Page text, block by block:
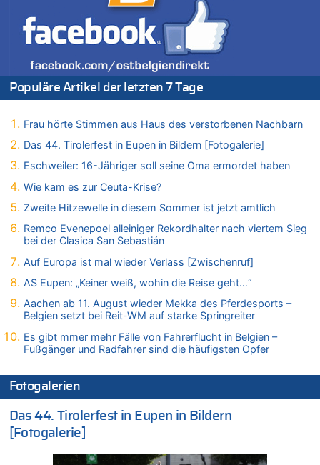
Wie kam es zur Ceuta-Krise?
07.08.2026 - 15:30 von Soso zu
Aachen ab 11. August wieder Mekka des Pferdesports –
Belgien setzt bei Reit-WM auf starke Springreiter
07.08.2026 - 15:13 von Joseph Meyer zu
Mark van Bommel offiziell als neuer Nationalcoach der Roten
07.08.2026 - 15:06 von Wolfgang2 zu
Kollision zwischen Autofahrer und Radfahrer an RAVeL-Weg
07.08.2026 - 14:35 von Vorfahrt zu
Tempolimit in 30er-Zonen – Untersuchung von Vias
07.08.2026 - 14:33 von Ostbelgien Direkt zu
Offiziell: Van Bommel wird Belgiens Nationaltrainer
07.08.2026 - 13:39 von alter weißer mann zu
Zurück an den Rhein: Hendrich wechselt zum 1. FC Köln
07.08.2026 - 13:39 von Ach zu
Belgien setzt bei Reit-WM auf starke Springreiter
Wasserstand des Rheins in NRW so niedrig wie noch nie
In Belgien missachten zwei von drei Autofahrern das
Tempolimit in 30er-Zonen – Untersuchung von Vias
07.08.2026 - 13:20 von JoKrings zu
In Belgien missachten zwei von drei Autofahrern das
Tempolimit in 30er-Zonen – Untersuchung von Vias
07.08.2026 - 13:04 von Kein Raser zu
Populäre Artikel der letzten 7 Tage
Frau hörte Stimmen aus Haus des verstorbenen Nachbarn
Das 44. Tirolerfest in Eupen in Bildern [Fotogalerie]
Eschweiler: 16-Jähriger soll seine Oma ermordet haben
Wie kam es zur Ceuta-Krise?
Zweite Hitzewelle in diesem Sommer ist jetzt amtlich
Remco Evenepoel alleiniger Rekordhalter nach viertem Sieg
bei der Clasica San Sebastián
Auf Europa ist mal wieder Verlass [Zwischenruf]
AS Eupen: „Keiner weiß, wohin die Reise geht…“
Aachen ab 11. August wieder Mekka des Pferdesports –
Belgien setzt bei Reit-WM auf starke Springreiter
Es gibt mmer mehr Fälle von Fahrerflucht in Belgien –
Fußgänger und Radfahrer sind die häufigsten Opfer
Fotogalerien
Das 44. Tirolerfest in Eupen in Bildern
[Fotogalerie]